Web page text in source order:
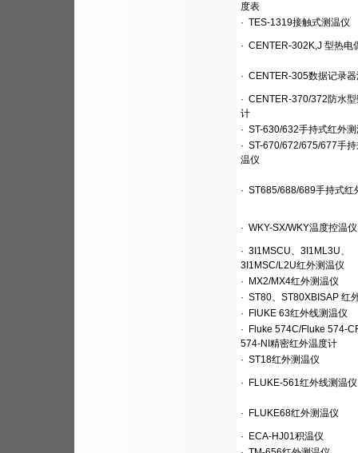
度表
· TES-1319接触式测温仪
· CENTER-302K,J 型热电
· CENTER-305数据记录
· CENTER-370/372防水
计
· ST-630/632手持式红外
· ST-670/672/675/677手
温仪
· ST685/688/689手持式红
· WKY-SX/WKY温度控温仪
· 3I1MSCU、3I1ML3U、
3I1MSC/L2U红外测温仪
· MX2/MX4红外测温仪
· ST80、ST80XBISAP 红
· FlUKE 63红外线测温仪
· Fluke 574C/Fluke 574-
574-NI精密红外温度计
· ST18红外测温仪
· FLUKE-561红外线测温仪
· FLUKE68红外测温仪
· ECA-HJ01积温仪